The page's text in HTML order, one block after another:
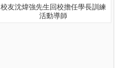
校友沈煒強先生回校擔任學長訓練
活動導師